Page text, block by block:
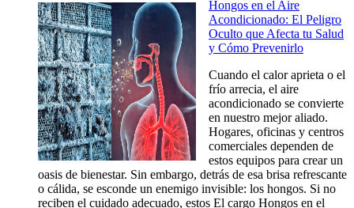
Hongos en el Aire
Acondicionado: El Peligro
Oculto que Afecta tu Salud
y Cómo Prevenirlo
Cuando el calor aprieta o el
frío arrecia, el aire
acondicionado se convierte
en nuestro mejor aliado.
Hogares, oficinas y centros
comerciales dependen de
estos equipos para crear un
oasis de bienestar. Sin embargo, detrás de esa brisa refrescante
o cálida, se esconde un enemigo invisible: los hongos. Si no
reciben el cuidado adecuado, estos El cargo Hongos en el